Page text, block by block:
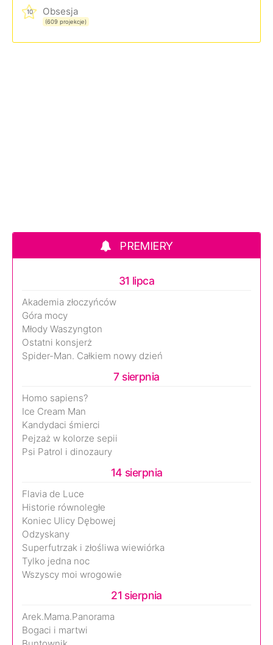
10 Obsesja
(609 projekcje)
PREMIERY
31 lipca
Akademia złoczyńców
Góra mocy
Młody Waszyngton
Ostatni konsjerż
Spider-Man. Całkiem nowy dzień
7 sierpnia
Homo sapiens?
Ice Cream Man
Kandydaci śmierci
Pejzaż w kolorze sepii
Psi Patrol i dinozaury
14 sierpnia
Flavia de Luce
Historie równoległe
Koniec Ulicy Dębowej
Odzyskany
Superfutrzak i złośliwa wiewiórka
Tylko jedna noc
Wszyscy moi wrogowie
21 sierpnia
Arek.Mama.Panorama
Bogaci i martwi